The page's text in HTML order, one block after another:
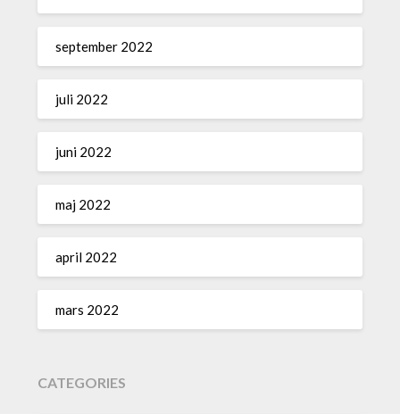
september 2022
juli 2022
juni 2022
maj 2022
april 2022
mars 2022
CATEGORIES